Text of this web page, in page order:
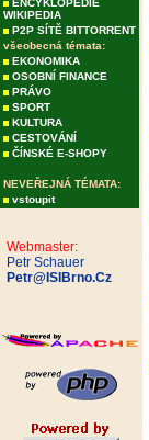
ENCYKLOPEDIE
WIKIPEDIA
P2P SÍTĚ BITTORRENT
všeobecná témata:
EKONOMIKA
OSOBNÍ FINANCE
PRÁVO
SPORT
KULTURA
CESTOVÁNÍ
ČÍNSKÉ E-SHOPY
NEVEŘEJNÁ TÉMATA:
vstoupit
Webmaster:
Petr Schauer
Petr@ISIBrno.Cz